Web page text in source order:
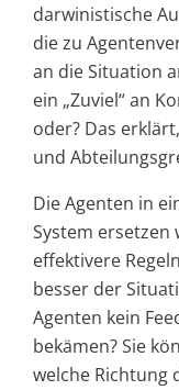
darwinistische
die zu
an die Situation
ein „Zuviel“ an
oder? Das
und
Die Agenten in
System
effektivere
besser der
Agenten kein
bekämen? Sie
welche Richtung